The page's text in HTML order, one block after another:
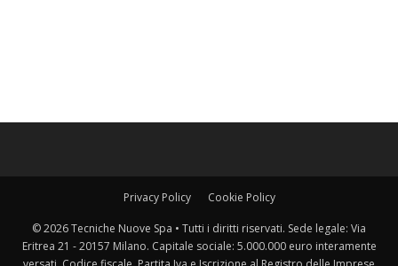
Privacy Policy Cookie Policy
© 2026 Tecniche Nuove Spa • Tutti i diritti riservati. Sede legale: Via
Eritrea 21 - 20157 Milano. Capitale sociale: 5.000.000 euro interamente